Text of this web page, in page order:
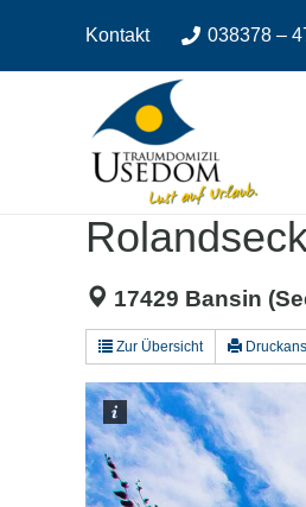
Navigation
Kontakt 038378 –
17429 Bansin
Zur Übersicht